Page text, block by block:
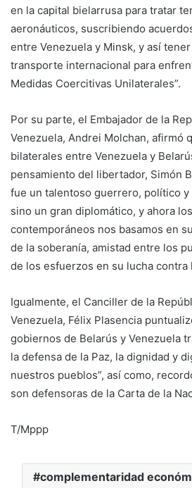
en la capital bielarrusa para tratar
aeronáuticos, suscribiendo
entre Venezuela y Minsk, y así
transporte internacional para
Medidas Coercitivas Unilaterales”.
Por su parte, el Embajador de la
Venezuela, Andrei Molchan, afirmó
bilaterales entre Venezuela y
pensamiento del libertador, Simón
fue un talentoso guerrero, político y
sino un gran diplomático, y ahora
contemporáneos nos basamos en
de la soberanía, amistad entre los
de los esfuerzos en su lucha contra
Igualmente, el Canciller de la
Venezuela, Félix Plasencia
gobiernos de Belarús y Venezuela
la defensa de la Paz, la dignidad y
nuestros pueblos”, así como,
son defensoras de la Carta de la
T/Mppp
complementaridad